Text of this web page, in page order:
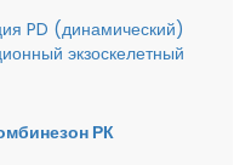
PD (динамический)
экзоскелетный
РК